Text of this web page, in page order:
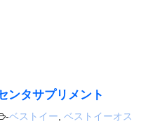
ンタサプリメント
-ベストイー ベストイーオス